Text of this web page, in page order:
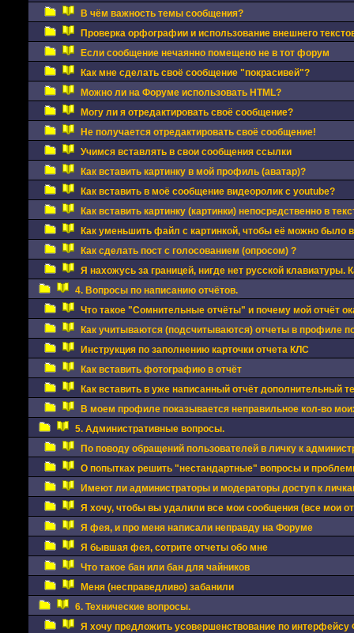
В чём важность темы сообщения?
Проверка орфографии и использование внешнего
Если сообщение нечаянно помещено не в тот форум
Как мне сделать своё сообщение "покрасивей"?
Можно ли на Форуме использовать HTML?
Могу ли я отредактировать своё сообщение?
Не получается отредактировать своё сообщение!
Учимся вставлять в свои сообщения ссылки
Как вставить картинку в мой профиль (аватар)?
Как вставить в моё сообщение видеоролик с youtube?
Как вставить картинку (картинки) непосредственно в
Как уменьшить файл с картинкой, чтобы её можно было
Как сделать пост с голосованием (опросом) ?
Я нахожусь за границей, нигде нет русской клавиатуры.
4. Вопросы по написанию отчётов.
Что такое "Сомнительные отчёты" и почему мой отчёт
Как учитываются (подсчитываются) отчеты в профиле
Инструкция по заполнению карточки отчета КЛС
Как вставить фотографию в отчёт
Как вставить в уже написанный отчёт дополнительный
В моем профиле показывается неправильное кол-во
5. Административные вопросы.
По поводу обращений пользователей в личку к
О попытках решить "нестандартные" вопросы и
Имеют ли администраторы и модераторы доступ к
Я хочу, чтобы вы удалили все мои сообщения (все мои
Я фея, и про меня написали неправду на Форуме
Я бывшая фея, сотрите отчеты обо мне
Что такое бан или бан для чайников
Меня (несправедливо) забанили
6. Технические вопросы.
Я хочу предложить усовершенствование по интерфейсу